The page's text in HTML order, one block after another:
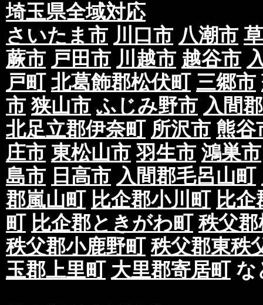
埼玉県全域対応
さいたま市 川口市 八潮市
蕨市 戸田市 川越市 越谷市
戸町 北葛飾郡松伏町 三郷市
市 狭山市 ふじみ野市 入間
北足立郡伊奈町 所沢市 熊谷
庄市 東松山市 羽生市 鴻巣市
島市 日高市 入間郡毛呂山町
郡嵐山町 比企郡小川町 比
町 比企郡ときがわ町 秩父
秩父郡小鹿野町 秩父郡東秩
玉郡上里町 大里郡寄居町な